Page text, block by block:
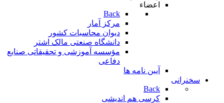
اعضاء
Back
مرکز آمار
دیوان محاسبات کشور
دانشگاه صنعتی مالک اشتر
مؤسسه آموزشی و تحقيقاتی صنايع
دفاعی
آیین نامه ها
سخنرانی
Back
کرسی هم اندیشی